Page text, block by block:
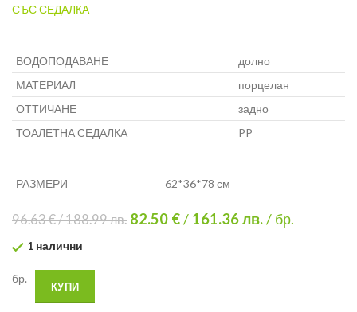
СЪС СЕДАЛКА
ВОДОПОДАВАНЕ
долно
МАТЕРИАЛ
порцелан
ОТТИЧАНЕ
задно
ТОАЛЕТНА СЕДАЛКА
PP
РАЗМЕРИ 62*36*78 см
96.63 €/188.99лв. 82.50 €/ 161.36лв./ бр.
1 налични
бр.
КУПИ